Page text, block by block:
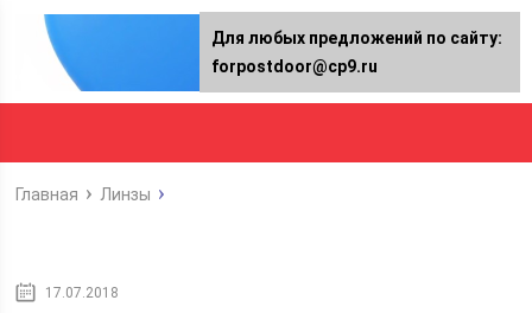
Главная Линзы
17.07.2018
Для любых предложений по сайту:
forpostdoor@cp9.ru